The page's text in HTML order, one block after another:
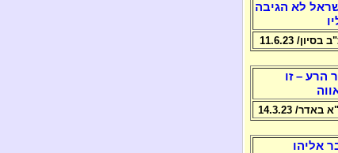
לא הגיבה
בסיון/ 11.6.23
הרע – זו
באדר/ 14.3.23
אליהו